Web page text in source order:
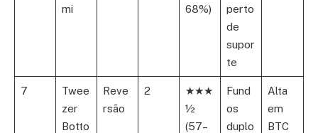
mi
68%)
perto
de
supor
te
7
Twee
zer
Botto
Reve
rsão
2
★★★
½
(57–
Fund
os
duplo
Alta
em
BTC